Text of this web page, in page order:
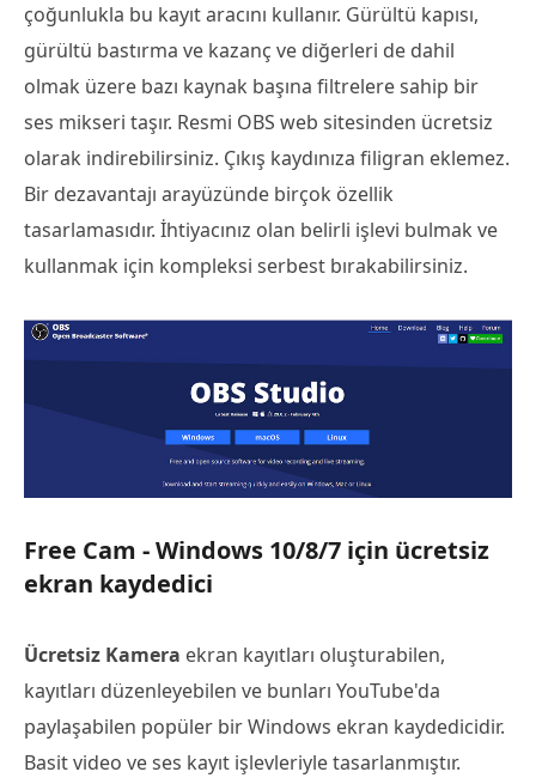
çoğunlukla bu kayıt aracını kullanır. Gürültü kapısı,
gürültü bastırma ve kazanç ve diğerleri de dahil
olmak üzere bazı kaynak başına filtrelere sahip bir
ses mikseri taşır. Resmi OBS web sitesinden ücretsiz
olarak indirebilirsiniz. Çıkış kaydınıza filigran eklemez.
Bir dezavantajı arayüzünde birçok özellik
tasarlamasıdır. İhtiyacınız olan belirli işlevi bulmak ve
kullanmak için kompleksi serbest bırakabilirsiniz.
Free Cam - Windows 10/8/7 için ücretsiz
ekran kaydedici
Ücretsiz Kamera ekran kayıtları oluşturabilen,
kayıtları düzenleyebilen ve bunları YouTube'da
paylaşabilen popüler bir Windows ekran kaydedicidir.
Basit video ve ses kayıt işlevleriyle tasarlanmıştır.